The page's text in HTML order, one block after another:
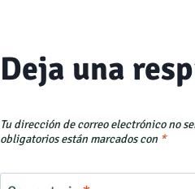
Deja una
Tu dirección de correo electrónico no
obligatorios están marcados con *